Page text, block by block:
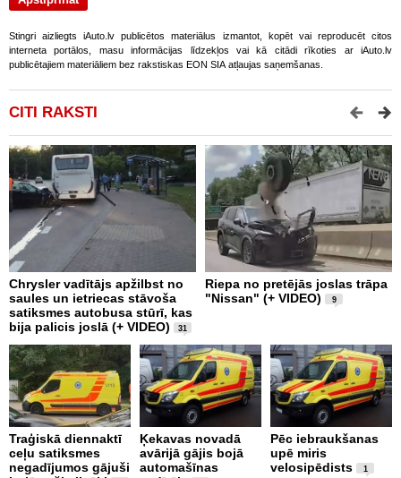
Stingri aizliegts iAuto.lv publicētos materiālus izmantot, kopēt vai reproducēt citos
interneta portālos, masu informācijas līdzekļos vai kā citādi rīkoties ar iAuto.lv
publicētajiem materiāliem bez rakstiskas EON SIA atļaujas saņemšanas.
CITI RAKSTI
Chrysler vadītājs apžilbst no
saules un ietriecas stāvoša
satiksmes autobusa stūrī, kas
bija palicis joslā (+ VIDEO)
31
Riepa no pretējās joslas trāpa
"Nissan" (+ VIDEO)
9
Traģiskā diennaktī
ceļu satiksmes
negadījumos gājuši
Ķekavas novadā
avārijā gājis bojā
automašīnas
Pēc iebraukšanas
upē miris
velosipēdists
1